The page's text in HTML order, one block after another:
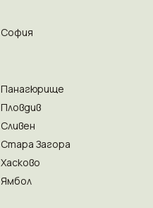
София
Панагюрище
Пловдив
Сливен
Стара Загора
Хасково
Ямбол